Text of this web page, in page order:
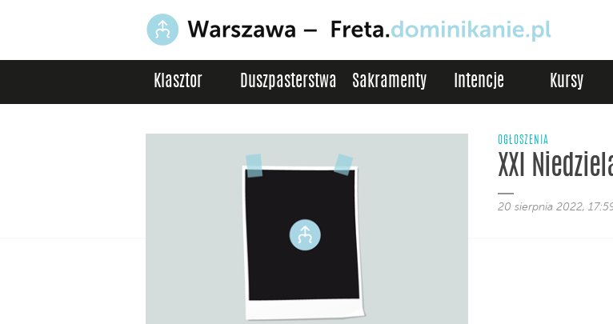
Klasztor Duszpasterstwa Sakramenty Intencje Kursy
OGŁOSZENIA
XXI
20 sierpnia 2022,